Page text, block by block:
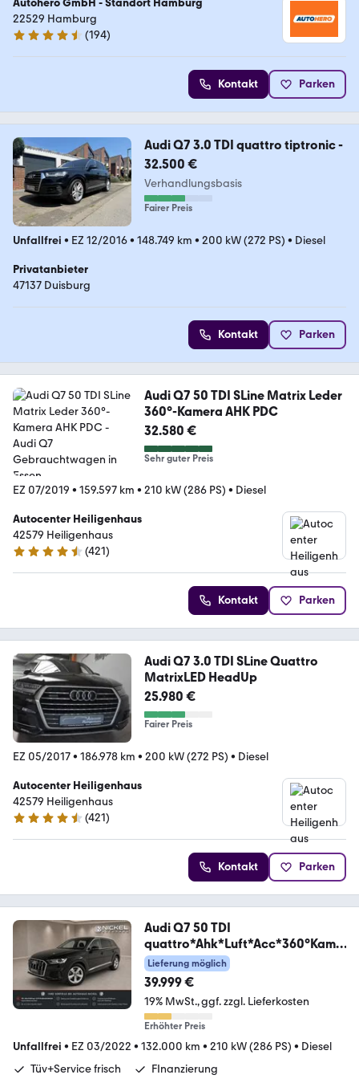
22529 Hamburg
4.6 Sterne
(194)
Kontakt Parken
Audi Q7 3.0 TDI quattro tiptronic -
32.500 €
Verhandlungsbasis
Fairer Preis
Unfallfrei • EZ 12/2016• 148.749 km • 200 kW (272 PS) • Diesel
Privatanbieter
47137 Duisburg
Kontakt Parken
Audi Q7 50 TDI SLine Matrix Leder
360°-Kamera AHK PDC
32.580 €
Sehr guter Preis
EZ 07/2019 • 159.597 km • 210 kW (286 PS) • Diesel
Autocenter Heiligenhaus
42579 Heiligenhaus
4.5 Sterne
(421)
Kontakt Parken
Audi Q7 3.0 TDI SLine Quattro
MatrixLED HeadUp
25.980 €
Fairer Preis
EZ 05/2017• 186.978 km • 200 kW (272 PS) • Diesel
Autocenter Heiligenhaus
42579 Heiligenhaus
4.5 Sterne
(421)
Kontakt Parken
Audi Q7 50 TDI
quattro*Ahk*Luft*Acc*360°Kam*
Voll*
Lieferung möglich
39.999 €
19% MwSt. ggf. zzgl. Lieferkosten
Erhöhter Preis
Unfallfrei • EZ 03/2022 • 132.000 km • 210 kW (286 PS) • Diesel
Tüv+Service frisch
FInanzierung